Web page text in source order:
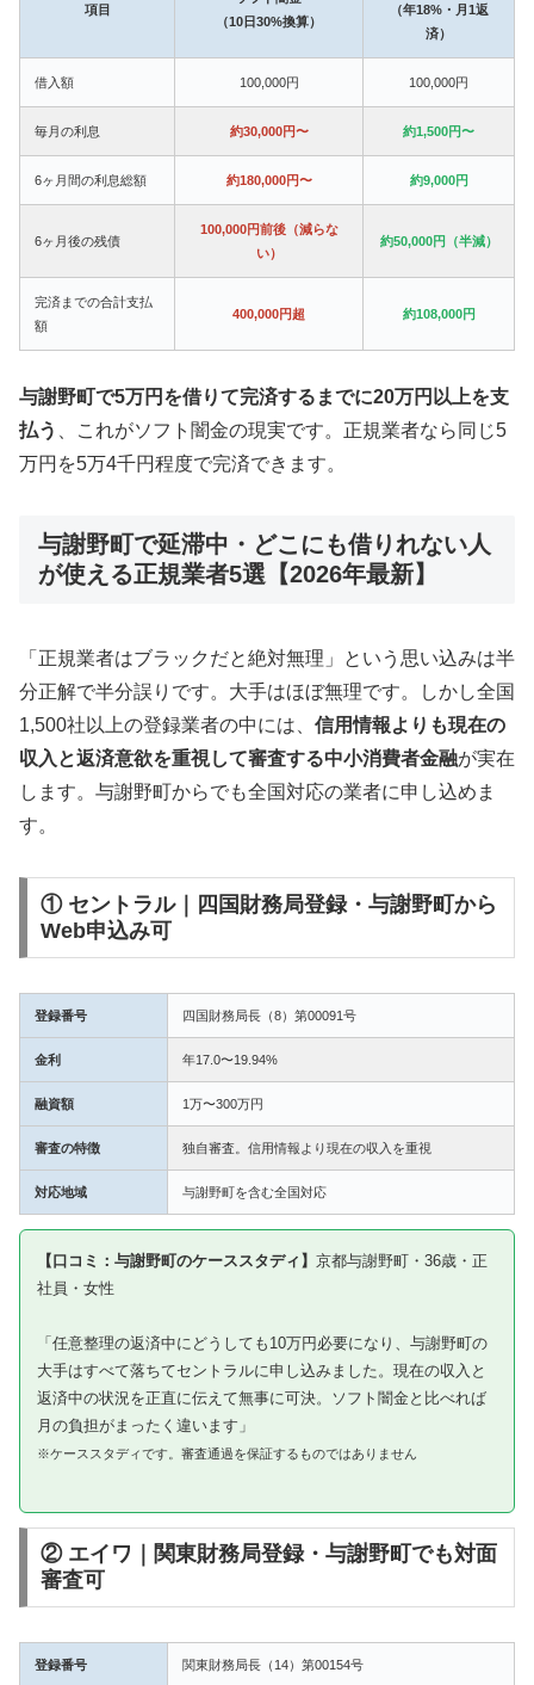
項目
（10日30%換算）
（年18%・月1返
済）
借入額 100,000円 100,000円
毎月の利息 約30,000円〜 約1,500円〜
6ヶ月間の利息総額 約180,000円〜 約9,000円
6ヶ月後の残債
100,000円前後（減らな
い）
約50,000円（半減）
完済までの合計支払
額
400,000円超 約108,000円
与謝野町で5万円を借りて完済するまでに20万円以上を支
払う
、これがソフト闇金の現実です。正規業者なら同じ5
万円を5万4千円程度で完済できます。
与謝野町で延滞中・どこにも借りれない人
が使える正規業者5選【2026年最新】
「正規業者はブラックだと絶対無理」という思い込みは半
分正解で半分誤りです。大手はほぼ無理です。しかし全国
1,500社以上の登録業者の中には、 信用情報よりも現在の
収入と返済意欲を重視して審査する中小消費者金融が実在
します。与謝野町からでも全国対応の業者に申し込めま
す。
① セントラル｜四国財務局登録・与謝野町から
Web申込み可
登録番号 四国財務局長（8）第00091号
金利 年17.0〜19.94%
融資額 1万〜300万円
審査の特徴 独自審査。信用情報より現在の収入を重視
対応地域 与謝野町を含む全国対応
【口コミ：与謝野町のケーススタディ】 京都与謝野町・36歳・正
社員・女性
「任意整理の返済中にどうしても10万円必要になり、与謝野町の
大手はすべて落ちてセントラルに申し込みました。現在の収入と
返済中の状況を正直に伝えて無事に可決。ソフト闇金と比べれば
月の負担がまったく違います」
※ケーススタディです。審査通過を保証するものではありません
② エイワ｜関東財務局登録・与謝野町でも対面
審査可
登録番号 関東財務局長（14）第00154号